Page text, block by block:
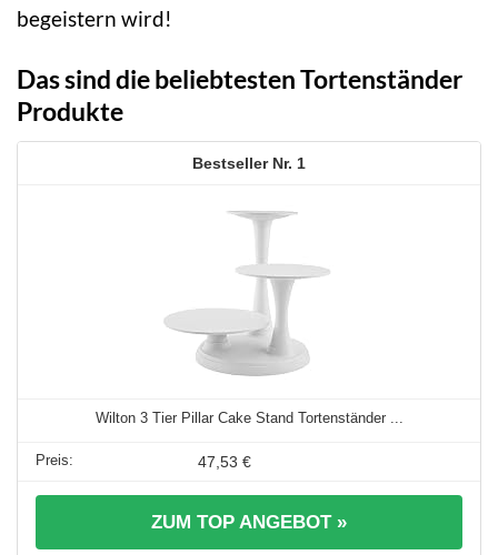
begeistern wird!
Das sind die beliebtesten Tortenständer
Produkte
1
Wilton 3 Tier Pillar Cake Stand Tortenständer ...
47,53 €
ZUM TOP ANGEBOT »